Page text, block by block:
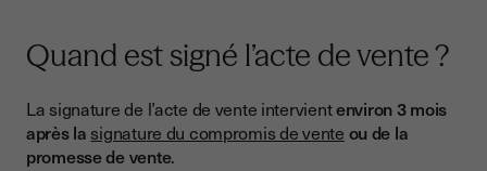
Quand est signé l’acte de vente ?
La signature de l’acte de vente intervientenviron 3 mois
après la signature du compromis de vente ou de la
promesse de vente.